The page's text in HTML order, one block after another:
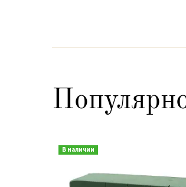
В наличии